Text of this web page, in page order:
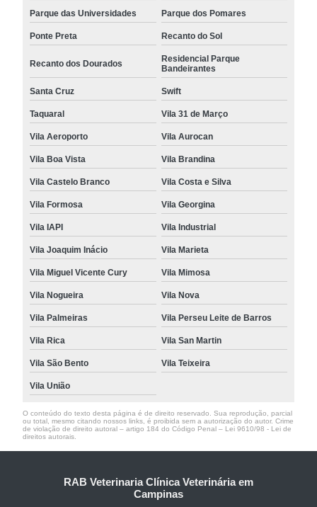
Parque das Universidades Parque dos Pomares
Ponte Preta Recanto do Sol
Recanto dos Dourados
Residencial Parque
Bandeirantes
Santa Cruz Swift
Taquaral Vila 31 de Março
Vila Aeroporto Vila Aurocan
Vila Boa Vista Vila Brandina
Vila Castelo Branco Vila Costa e Silva
Vila Formosa Vila Georgina
Vila IAPI Vila Industrial
Vila Joaquim Inácio Vila Marieta
Vila Miguel Vicente Cury Vila Mimosa
Vila Nogueira Vila Nova
Vila Palmeiras Vila Perseu Leite de Barros
Vila Rica Vila San Martin
Vila São Bento Vila Teixeira
Vila União
O conteúdo do texto desta página é de direito reservado. Sua reprodução, parcial
ou total, mesmo citando nossos links, é proibida sem a autorização do autor. Crime
de violação de direito autoral – artigo 184 do Código Penal – Lei 9610/98 - Lei de
direitos autorais
RAB Veterinaria Clínica Veterinária em
Campinas